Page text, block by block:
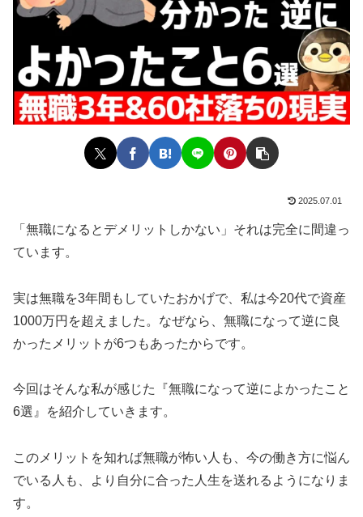
2025.07.01
「無職になるとデメリットしかない」それは完全に間違っ
ています。
実は無職を3年間もしていたおかげで、私は今20代で資産
1000万円を超えました。なぜなら、無職になって逆に良
かったメリットが6つもあったからです。
今回はそんな私が感じた『無職になって逆によかったこと
6選』を紹介していきます。
このメリットを知れば無職が怖い人も、今の働き方に悩ん
でいる人も、より自分に合った人生を送れるようになりま
す。